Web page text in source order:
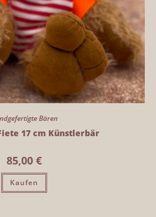
Bären
17 cm Künstlerbär
85,00 €
Kaufen